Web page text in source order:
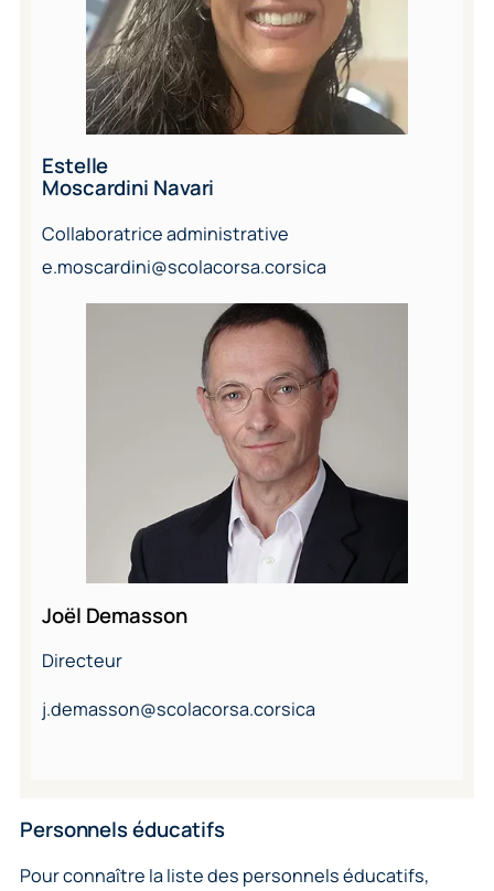
Estelle
Moscardini Navari
Collaboratrice administrative
e.moscardini@scolacorsa.corsica
Joël Demasson
Directeur
j.demasson@scolacorsa.corsica
Personnels éducatifs
Pour connaître la liste des personnels éducatifs,